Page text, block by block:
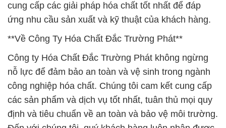
cung cấp các giải pháp hóa chất tốt nhất để đáp
ứng nhu cầu sản xuất và kỹ thuật của khách hàng.
**Về Công Ty Hóa Chất Đắc Trường Phát**
Công ty Hóa Chất Đắc Trường Phát không ngừng
nỗ lực để đảm bảo an toàn và vệ sinh trong ngành
công nghiệp hóa chất. Chúng tôi cam kết cung cấp
các sản phẩm và dịch vụ tốt nhất, tuân thủ mọi quy
định và tiêu chuẩn về an toàn và bảo vệ môi trường.